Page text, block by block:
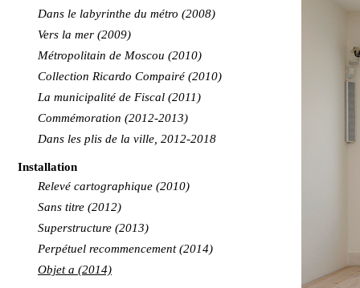
Dans le labyrinthe du métro (2008)
Vers la mer (2009)
Métropolitain de Moscou (2010)
Collection Ricardo Compairé (2010)
La municipalité de Fiscal (2011)
Commémoration (2012-2013)
Dans les plis de la ville, 2012-2018
Installation
Relevé cartographique (2010)
Sans titre (2012)
Superstructure (2013)
Perpétuel recommencement (2014)
Objet a (2014)